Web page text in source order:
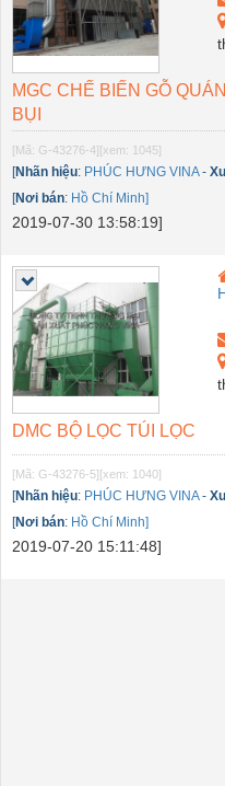
MGC CHẾ BIẾN GỖ
BỤI
[Mã: G-43276-4][xem: 1045]
[Nhãn hiệu: PHÚC HƯNG VINA-
[Nơi bán: Hồ Chí Minh]
2019-07-30 13:58:19]
DMC BỘ LỌC TÚI LỌC
[Mã: G-43276-5][xem: 1040]
[Nhãn hiệu: PHÚC HƯNG VINA-
[Nơi bán: Hồ Chí Minh]
2019-07-20 15:11:48]